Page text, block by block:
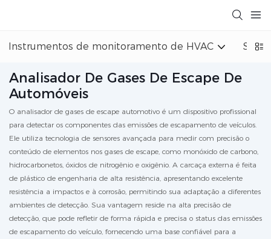
Instrumentos de monitoramento de HVAC
Analisador De Gases De Escape De
Automóveis
O analisador de gases de escape automotivo é um dispositivo profissional
para detectar os componentes das emissões de escapamento de veículos.
Ele utiliza tecnologia de sensores avançada para medir com precisão o
conteúdo de elementos nos gases de escape, como monóxido de carbono,
hidrocarbonetos, óxidos de nitrogênio e oxigênio. A carcaça externa é feita
de plástico de engenharia de alta resistência, apresentando excelente
resistência a impactos e à corrosão, permitindo sua adaptação a diferentes
ambientes de detecção. Sua vantagem reside na alta precisão de
detecção, que pode refletir de forma rápida e precisa o status das emissões
de escapamento do veículo, fornecendo uma base confiável para a